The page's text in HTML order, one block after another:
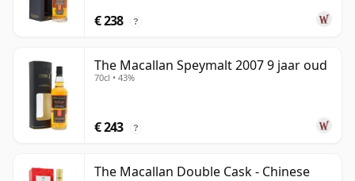
€ 238 ?
The Macallan Speymalt 2007 9 jaar oud
70cl • 43%
€ 243 ?
The Macallan Double Cask - Chinese